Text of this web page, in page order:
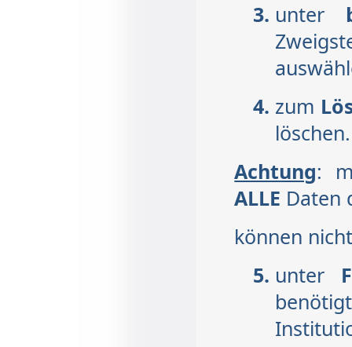
unter
zum
löschen.
Achtung:
ALLE Daten
können
unter